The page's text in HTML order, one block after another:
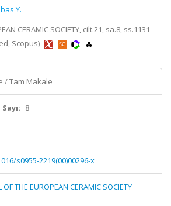
Y.
CERAMIC SOCIETY, cilt.21, sa.8, ss.1131-
Scopus)
/ Tam Makale
Sayı: 8
s0955-2219(00)00296-x
OF THE EUROPEAN CERAMIC SOCIETY